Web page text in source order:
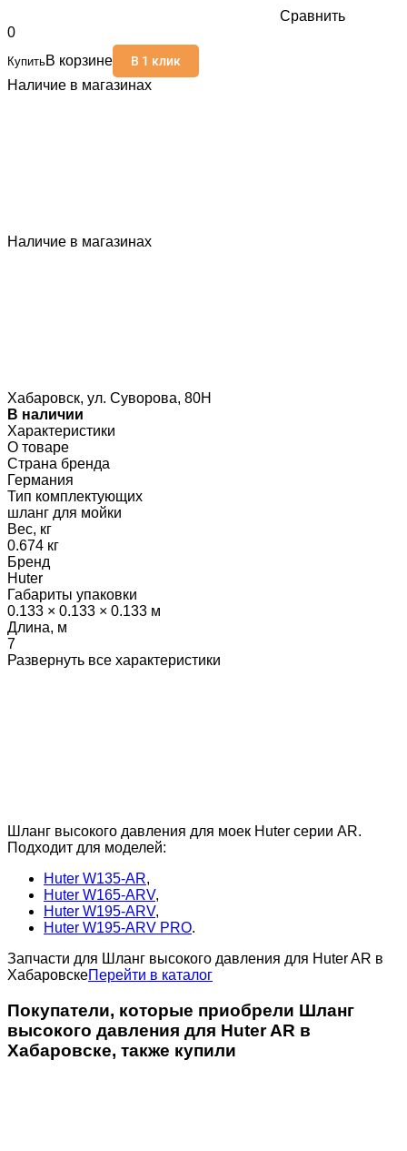
Сравнить
0
КупитьВ корзине В 1 клик
Наличие в магазинах
Наличие в магазинах
Хабаровск, ул. Суворова, 80Н
В наличии
Характеристики
О товаре
Страна бренда
Германия
Тип комплектующих
шланг для мойки
Вес, кг
0.674 кг
Бренд
Huter
Габариты упаковки
0.133 × 0.133 × 0.133 м
Длина, м
7
Развернуть все характеристики
Шланг высокого давления для моек Huter серии AR.
Подходит для моделей:
Huter W135-AR,
Huter W165-ARV,
Huter W195-ARV,
Huter W195-ARV PRO.
Запчасти для Шланг высокого давления для Huter AR в
ХабаровскеПерейти в каталог
Покупатели, которые приобрели Шланг
высокого давления для Huter AR в
Хабаровске, также купили